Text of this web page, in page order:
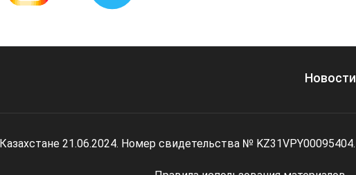
Новости
21.06.2024. Номер свидетельства № KZ31VPY00095404.